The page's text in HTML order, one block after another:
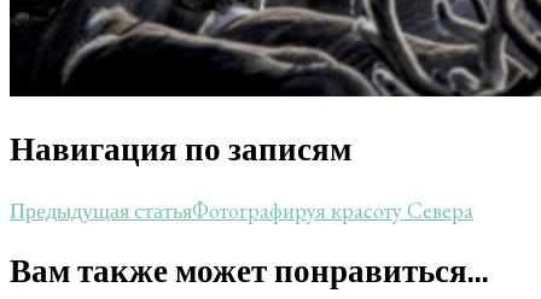
Навигация по записям
Предыдущая статьяФотографируя красоту Севера
Вам также может понравиться...